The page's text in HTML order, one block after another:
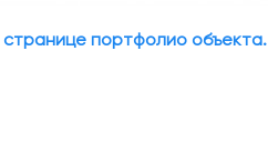
странице портфолио объекта.